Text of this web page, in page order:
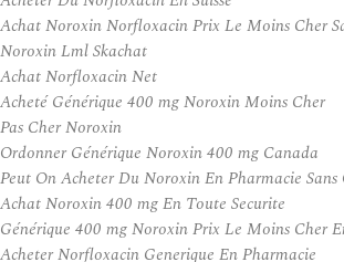
Achat Noroxin Norfloxacin Prix Le Moins Cher
Noroxin Lml Skachat
Achat Norfloxacin Net
Acheté Générique 400 mg Noroxin Moins Cher
Pas Cher Noroxin
Ordonner Générique Noroxin 400 mg Canada
Peut On Acheter Du Noroxin En Pharmacie Sans
Achat Noroxin 400 mg En Toute Securite
Générique 400 mg Noroxin Prix Le Moins Cher
Acheter Norfloxacin Generique En Pharmacie